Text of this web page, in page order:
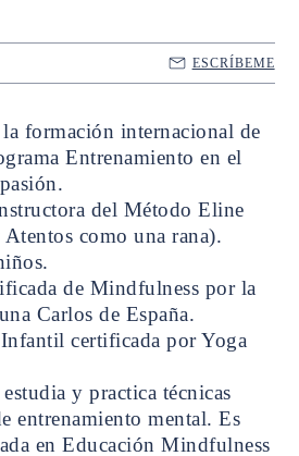
ESCRÍBEME
formación internacional de
Entrenamiento en el
del Método Eline
como una rana).
de Mindfulness por la
Carlos de España.
certificada por Yoga
y practica técnicas
entrenamiento mental. Es
en Educación Mindfulness